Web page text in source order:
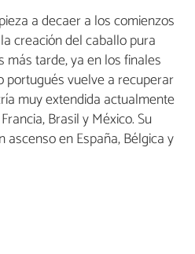
a decaer a los comienzos
creación del caballo pura
más tarde, ya en los finales
portugués vuelve a recuperar
muy extendida actualmente
Brasil y México. Su
en España, Bélgica y